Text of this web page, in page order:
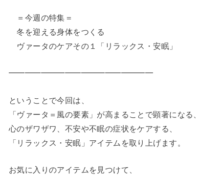
＝今週の特集＝
冬を迎える身体をつくる
ヴァータのケアその１「リラックス・安眠」
━━━━━━━━━━━━━━━━━━
ということで今回は、
「ヴァータ＝風の要素」が高まることで顕著になる、
心のザワザワ、不安や不眠の症状をケアする、
「リラックス・安眠」アイテムを取り上げます。
お気に入りのアイテムを見つけて、